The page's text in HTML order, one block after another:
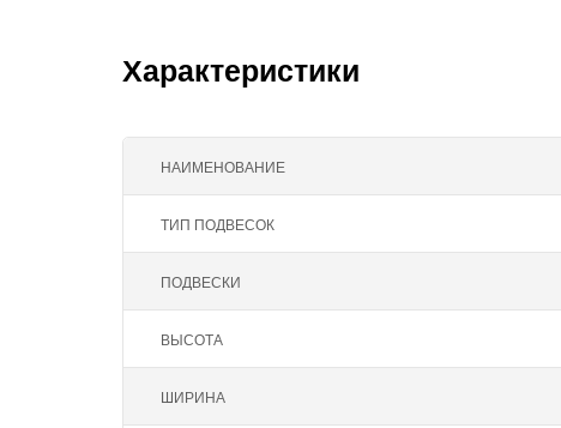
Характеристики
НАИМЕНОВАНИЕ
ТИП ПОДВЕСОК
ПОДВЕСКИ
ВЫСОТА
ШИРИНА